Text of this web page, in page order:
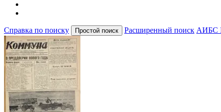
Справка по поиску Расширенный поиск АИБС